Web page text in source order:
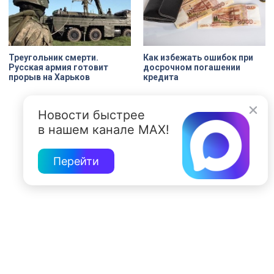
Треугольник смерти.
Русская армия готовит
прорыв на Харьков
Кaк избежать ошибок при
досрочном погашении
кредита
Новости быстрее
в нашем канале MAX!
Перейти